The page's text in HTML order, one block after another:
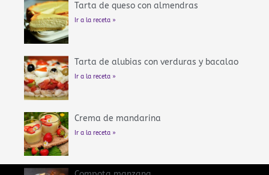
Tarta de queso con almendras
Ir a la receta »
Tarta de alubias con verduras y bacalao
Ir a la receta »
Crema de mandarina
Ir a la receta »